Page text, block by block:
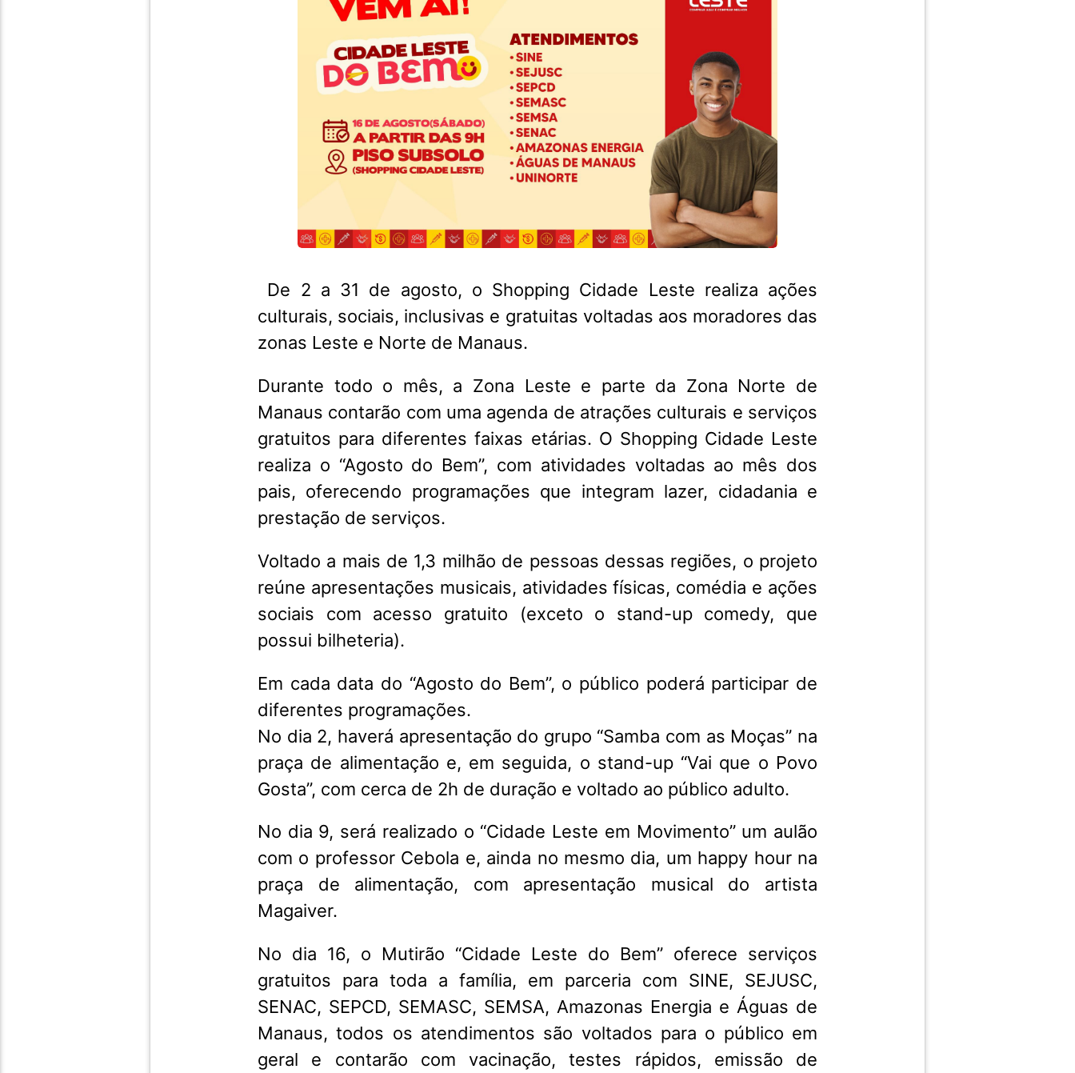
De 2 a 31 de agosto, o Shopping Cidade Leste realiza ações
culturais, sociais, inclusivas e gratuitas voltadas aos moradores das
zonas Leste e Norte de Manaus.
Durante todo o mês, a Zona Leste e parte da Zona Norte de
Manaus contarão com uma agenda de atrações culturais e serviços
gratuitos para diferentes faixas etárias. O Shopping Cidade Leste
realiza o “Agosto do Bem”, com atividades voltadas ao mês dos
pais, oferecendo programações que integram lazer, cidadania e
prestação de serviços.
Voltado a mais de 1,3 milhão de pessoas dessas regiões, o projeto
reúne apresentações musicais, atividades físicas, comédia e ações
sociais com acesso gratuito (exceto o stand-up comedy, que
possui bilheteria).
Em cada data do “Agosto do Bem”, o público poderá participar de
diferentes programações.
No dia 2, haverá apresentação do grupo “Samba com as Moças” na
praça de alimentação e, em seguida, o stand-up “Vai que o Povo
Gosta”, com cerca de 2h de duração e voltado ao público adulto.
No dia 9, será realizado o “Cidade Leste em Movimento” um aulão
com o professor Cebola e, ainda no mesmo dia, um happy hour na
praça de alimentação, com apresentação musical do artista
Magaiver.
No dia 16, o Mutirão “Cidade Leste do Bem” oferece serviços
gratuitos para toda a família, em parceria com SINE, SEJUSC,
SENAC, SEPCD, SEMASC, SEMSA, Amazonas Energia e Águas de
Manaus, todos os atendimentos são voltados para o público em
geral e contarão com vacinação, testes rápidos, emissão de